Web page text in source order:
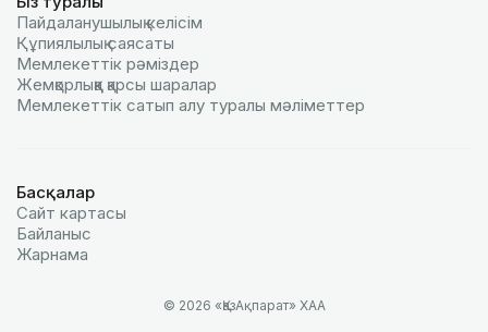
Пайдаланушылық келiciм
Құпиялылық саясаты
Мемлекеттік рәміздер
Жемқорлыққа қарсы шаралар
Мемлекеттік сатып алу туралы мәлiметтер
Басқалар
Сайт картасы
Байланыс
Жарнама
© 2026 «ҚазАқпарат» ХАА